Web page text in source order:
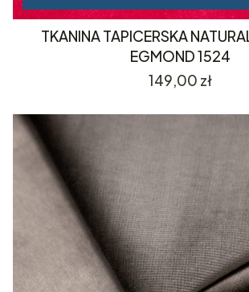
TKANINA TAPICERSKA
EGMOND 1524
Cena
149,00 zł